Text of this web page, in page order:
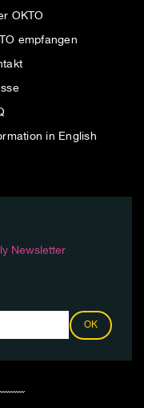
OKTO
empfangen
in English
Newsletter
OK